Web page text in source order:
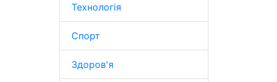
Технологія
Спорт
Здоров'я